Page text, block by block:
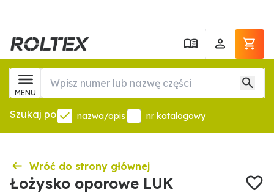
MENU
Szukaj po nazwa/opis nr katalogowy
Wróć do strony głównej
Łożysko oporowe LUK